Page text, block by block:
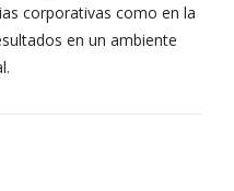
corporativas como en la
en un ambiente